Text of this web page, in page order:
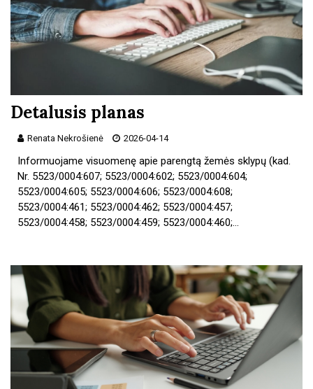
Detalusis planas
Renata Nekrošienė 2026-04-14
Informuojame visuomenę apie parengtą žemės sklypų (kad.
Nr. 5523/0004:607; 5523/0004:602; 5523/0004:604;
5523/0004:605; 5523/0004:606; 5523/0004:608;
5523/0004:461; 5523/0004:462; 5523/0004:457;
5523/0004:458; 5523/0004:459; 5523/0004:460;…